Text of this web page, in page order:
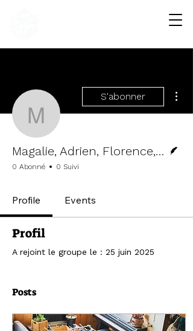
Magalie,
S'abonner
Magalie, Adrien, Florence, Charlotte et Christelle
0 Abonné 0 Suivi
Profile Events
Profil
A rejoint le groupe le : 25 juin 2025
Posts